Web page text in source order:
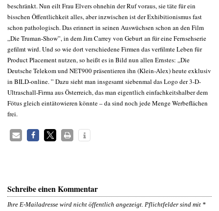
beschränkt. Nun eilt Frau Elvers ohnehin der Ruf voraus, sie täte für ein
bisschen Öffentlichkeit alles, aber inzwischen ist der Exhibitionismus fast
schon pathologisch. Das erinnert in seinen Auswüchsen schon an den Film
„Die Truman-Show”, in dem Jim Carrey von Geburt an für eine Fernsehserie
gefilmt wird. Und so wie dort verschiedene Firmen das verfilmte Leben für
Product Placement nutzen, so heißt es in Bild nun allen Ernstes: „Die
Deutsche Telekom und NET900 präsentieren ihn (Klein-Alex) heute exklusiv
in BILD-online. ” Dazu sieht man insgesamt siebenmal das Logo der 3-D-
Ultraschall-Firma aus Österreich, das man eigentlich einfachkeitshalber dem
Fötus gleich eintätowieren könnte – da sind noch jede Menge Werbeflächen
frei.
Schreibe einen Kommentar
Ihre E-Mailadresse wird nicht öffentlich angezeigt. Pflichtfelder sind mit *